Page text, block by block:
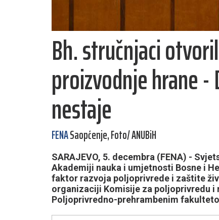
Bh. stručnjaci
proizvodnje hrane
nestaje
FENASaopćenje, Foto/ ANUBiH
SARAJEVO, 5. decembra (FENA) -
Akademiji nauka i umjetnosti Bosne i
faktor razvoja poljoprivrede i zaštite
organizaciji Komisije za poljoprivredu i
Poljoprivredno-prehrambenim